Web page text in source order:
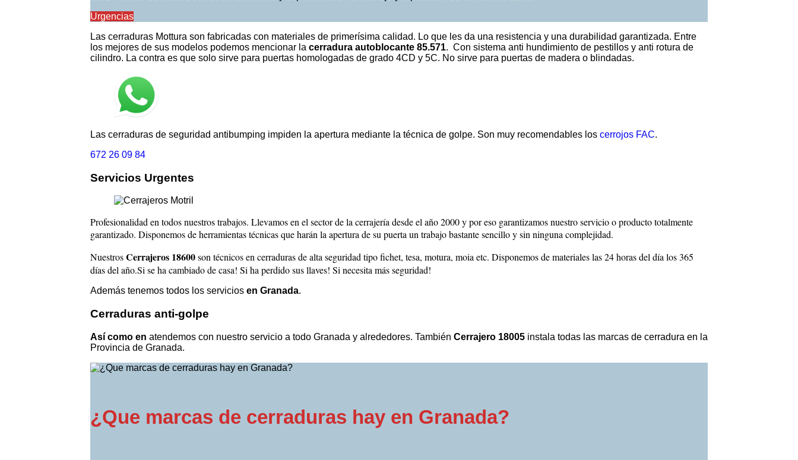
Urgencias
Las cerraduras Mottura son fabricadas con materiales de primerísima calidad. Lo que les da una resistencia y una durabilidad garantizada. Entre
los mejores de sus modelos podemos mencionar la cerradura autoblocante 85.571. Con sistema anti hundimiento de pestillos y anti rotura de
cilindro. La contra es que solo sirve para puertas homologadas de grado 4CD y 5C. No sirve para puertas de madera o blindadas.
Las cerraduras de seguridad antibumping impiden la apertura mediante la técnica de golpe. Son muy recomendables los cerrojos FAC.
672 26 09 84
Servicios Urgentes
Profesionalidad en todos nuestros trabajos. Llevamos en el sector de la cerrajería desde el año 2000 y por eso garantizamos nuestro servicio o producto totalmente
garantizado. Disponemos de herramientas técnicas que harán la apertura de su puerta un trabajo bastante sencillo y sin ninguna complejidad.
NuestrosCerrajeros 18600son técnicos en cerraduras de alta seguridad tipo fichet, tesa, motura, moia etc. Disponemos de materiales las 24 horas del día los 365
días del año.Si se ha cambiado de casa! Si ha perdido sus llaves! Si necesita más seguridad!
Además tenemos todos los servicios en Granada.
Cerraduras anti-golpe
Así como en atendemos con nuestro servicio a todo Granada y alrededores. También Cerrajero 18005 instala todas las marcas de cerradura en la
Provincia de Granada.
¿Que marcas de cerraduras hay en Granada?